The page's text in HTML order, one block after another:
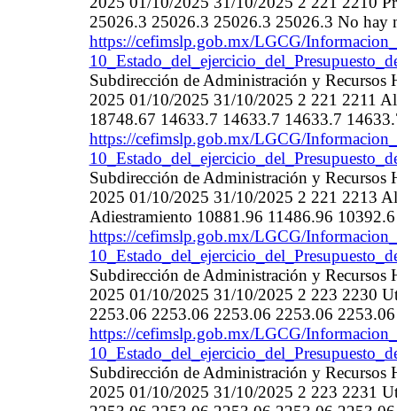
25026.3 25026.3 25026.3 25026.3 No hay
https://cefimslp.gob.mx/LGCG/
Subdirección de Administración y
2025 01/10/2025 31/10/2025 2 221 2211
18748.67 14633.7 14633.7 14633.7
https://cefimslp.gob.mx/LGCG/
Subdirección de Administración y
2025 01/10/2025 31/10/2025 2 221 2213
Adiestramiento 10881.96 11486.96
https://cefimslp.gob.mx/LGCG/
Subdirección de Administración y
2025 01/10/2025 31/10/2025 2 223 2230
2253.06 2253.06 2253.06 2253.06
https://cefimslp.gob.mx/LGCG/
Subdirección de Administración y
2025 01/10/2025 31/10/2025 2 223 2231